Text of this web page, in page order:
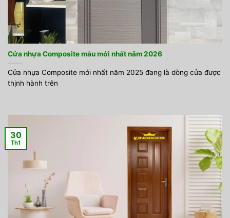
Cửa nhựa Composite mẫu mới nhất năm 2026
Cửa nhựa Composite mới nhất năm 2025 đang là dòng cửa được
thịnh hành trên
30
Th1